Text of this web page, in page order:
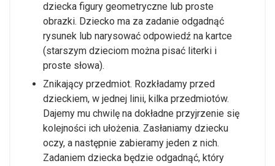
dziecka figury geometryczne lub proste
obrazki. Dziecko ma za zadanie odgadnąć
rysunek lub narysować odpowiedź na kartce
(starszym dzieciom można pisać literki i
proste słowa).
Znikający przedmiot. Rozkładamy przed
dzieckiem, w jednej linii, kilka przedmiotów.
Dajemy mu chwilę na dokładne przyjrzenie się
kolejności ich ułożenia. Zasłaniamy dziecku
oczy, a następnie zabieramy jeden z nich.
Zadaniem dziecka będzie odgadnąć, który